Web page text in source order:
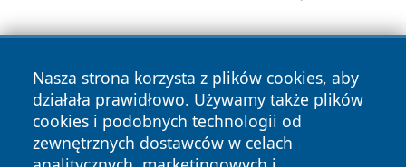
Nasza strona korzysta z plików cookies, aby
działała prawidłowo. Używamy także plików
cookies i podobnych technologii od
zewnętrznych dostawców w celach
Copyright © 2026 swidnicanews.pl Wszystkie prawa